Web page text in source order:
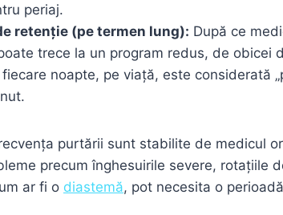
periaj.
retenție (pe termen lung): După ce
trece la un program redus, de obicei
noapte, pe viață, este considerată
purtării sunt stabilite de medicul
precum înghesuirile severe, rotațiile
ar fi o diastemă, pot necesita o